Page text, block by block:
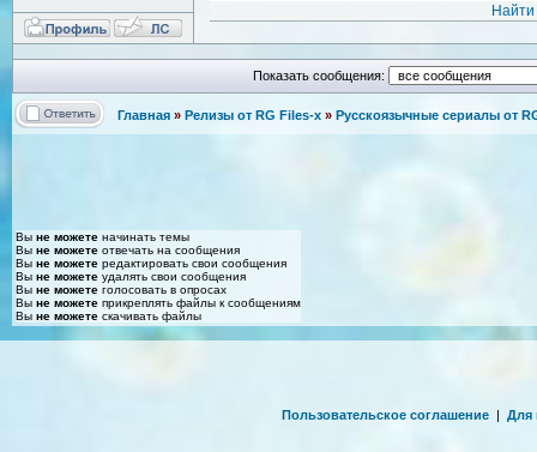
Показать сообщения:
Главная » Релизы от RG Files-x » Русскоязычные сериалы от
Вы не можете начинать темы
Вы не можете отвечать на сообщения
Вы не можете редактировать свои сообщения
Вы не можете удалять свои сообщения
Вы не можете голосовать в опросах
Вы не можете прикреплять файлы к сообщениям
Вы не можете скачивать файлы
Пользовательское соглашение | Для